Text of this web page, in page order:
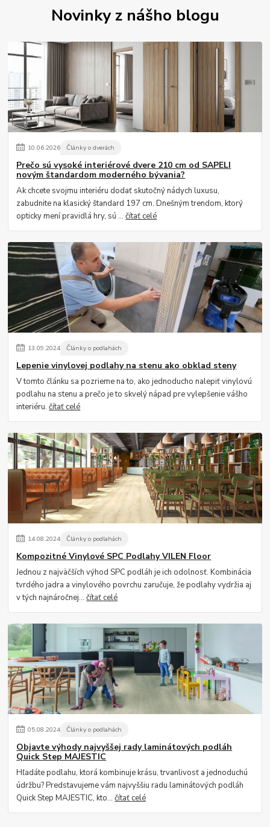
Novinky z nášho blogu
10.06.2026 Články o dverách
Prečo sú vysoké interiérové dvere 210 cm od SAPELI
novým štandardom moderného bývania?
Ak chcete svojmu interiéru dodať skutočný nádych luxusu,
zabudnite na klasický štandard 197 cm. Dnešným trendom, ktorý
opticky mení pravidlá hry, sú ...čítať celé
13.09.2024 Články o podlahách
Lepenie vinylovej podlahy na stenu ako obklad steny
V tomto článku sa pozrieme na to, ako jednoducho nalepiť vinylovú
podlahu na stenu a prečo je to skvelý nápad pre vylepšenie vášho
interiéru.čítať celé
14.08.2024 Články o podlahách
Kompozitné Vinylové SPC Podlahy VILEN Floor
Jednou z najväčších výhod SPC podláh je ich odolnosť. Kombinácia
tvrdého jadra a vinylového povrchu zaručuje, že podlahy vydržia aj
v tých najnáročnej...čítať celé
05.08.2024 Články o podlahách
Objavte výhody najvyššej rady laminátových podláh
Quick Step MAJESTIC
Hľadáte podlahu, ktorá kombinuje krásu, trvanlivosť a jednoduchú
údržbu? Predstavujeme vám najvyššiu radu laminátových podláh
Quick Step MAJESTIC, kto...čítať celé